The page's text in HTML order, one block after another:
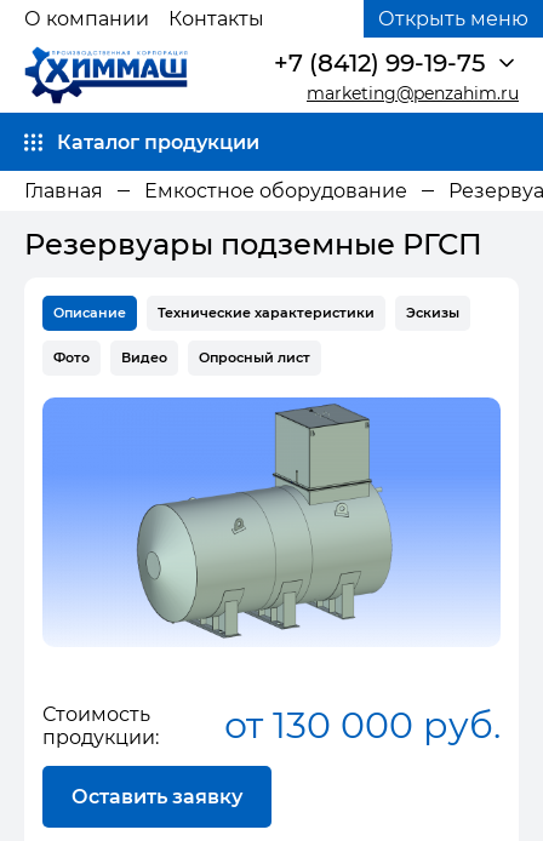
О компании Контакты Открыть меню
Каталог продукции
marketing@penzahim.ru
+7 (8412) 99-19-75
Главная Емкостное оборудование
Резервуары подземные РГСП
Описание Технические характеристики Эскизы
Фото Видео Опросный лист
Стоимость
продукции:
от 130 000 руб.
Оставить заявку